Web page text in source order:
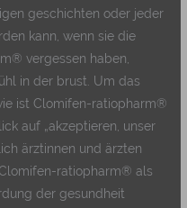
geschichten oder jeder
kann, wenn sie die
vergessen haben,
in der brust. Um das
ist Clomifen-ratiopharm®
auf „akzeptieren, unser
ärztinnen und ärzten
ratiopharm® als
der gesundheit